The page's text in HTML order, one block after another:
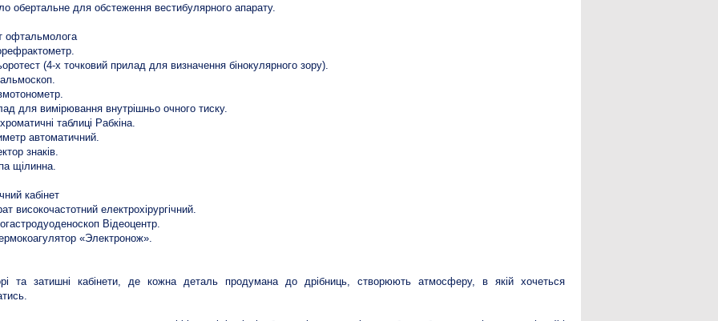
обертальне для обстеження вестибулярного апарату.
офтальмолога
(4-х точковий прилад для визначення бінокулярного зору).
для вимірювання внутрішньо очного тиску.
таблиці Рабкіна.
автоматичний.
знаків.
щілинна.
кабінет
високочастотний електрохірургічний.
Відеоцентр.
«Электронож».
та затишні кабінети, де кожна деталь продумана до дрібниць, створюють атмосферу, в якій хочеться